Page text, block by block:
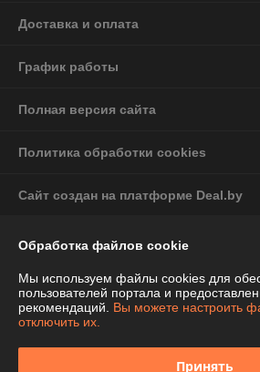
Доставка и оплата
График работы
Полная версия сайта
Политика обработки cookies
Сайт создан на платформе Deal.by
Информация для покупателя
Индивидуальный предприниматель:ИП
Беларусь, Минская обл., Фаниполь,
Регистрационный номер ЕГР: 691424776
УНП: 691424776
Обработка файлов cookie
Мы используем файлы cookies для
пользователей портала и
рекомендаций. Вы можете настроить
отключить их.
Принять